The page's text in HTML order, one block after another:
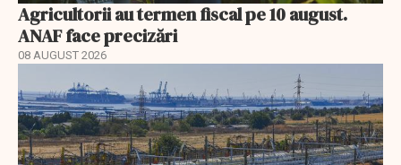
Agricultorii au termen fiscal pe 10 august.
ANAF face precizări
08 AUGUST 2026